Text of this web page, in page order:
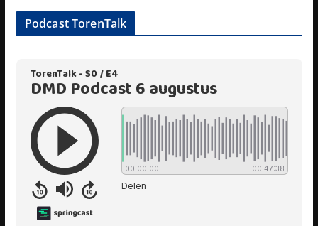
Podcast TorenTalk